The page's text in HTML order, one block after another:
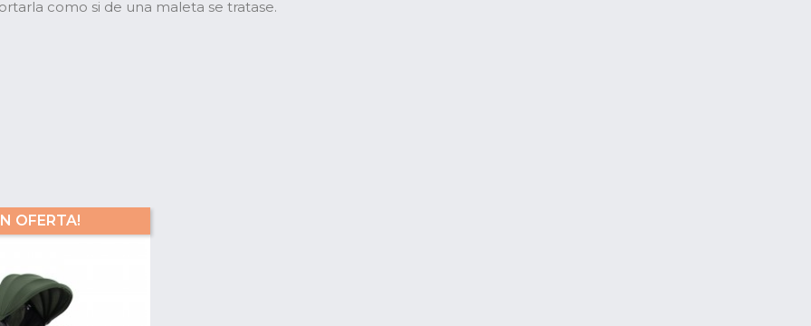
como si de una maleta se tratase.
OFERTA!